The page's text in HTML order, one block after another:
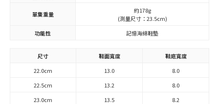
單隻重量
約178g
(測量尺寸：23.5cm)
功能性
記憶海綿鞋墊
尺寸 鞋面寬度
鞋底寬度
22.0cm
13.0
8.0
22.5cm
13.2
8.0
23.0cm
13.5
8.2